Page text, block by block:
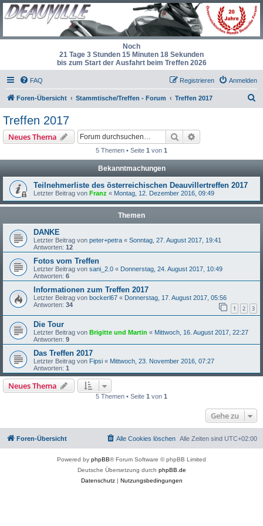
Noch
21 Tage 3 Stunden 15 Minuten 18 Sekunden
bis zum Start der Ausfahrt beim Treffen 2026
FAQ Anmelden
Registrieren
Foren-Übersicht Stammtische/Treffen - Forum Treffen 2017
Treffen 2017
Neues Thema Suche
5 Themen • Seite 1 von 1
Bekanntmachungen
Teilnehmerliste des österreichischen Deauvillertreffen 2017
Letzter Beitrag von Franz « Montag, 12. Dezember 2016, 09:49
Themen
DANKE
Letzter Beitrag von peter+petra « Sonntag, 27. August 2017, 19:41
Antworten: 12
Fotos vom Treffen
Letzter Beitrag von sani_2.0 « Donnerstag, 24. August 2017, 10:49
Antworten: 6
Informationen zum Treffen 2017
Letzter Beitrag von bockerl67 « Donnerstag, 17. August 2017, 05:56
Antworten: 34 1 2 3
Die Tour
Letzter Beitrag von Brigitte und Martin « Mittwoch, 16. August 2017, 22:27
Antworten: 9
Das Treffen 2017
Letzter Beitrag von Fipsi « Mittwoch, 23. November 2016, 07:27
Antworten: 1
Neues Thema
5 Themen • Seite 1 von 1
Gehe zu
Foren-Übersicht Alle Zeiten sind UTC+02:00
Alle Cookies löschen
Powered by phpBB® Forum Software © phpBB Limited
Deutsche Übersetzung durch phpBB.de
Datenschutz| Nutzungsbedingungen